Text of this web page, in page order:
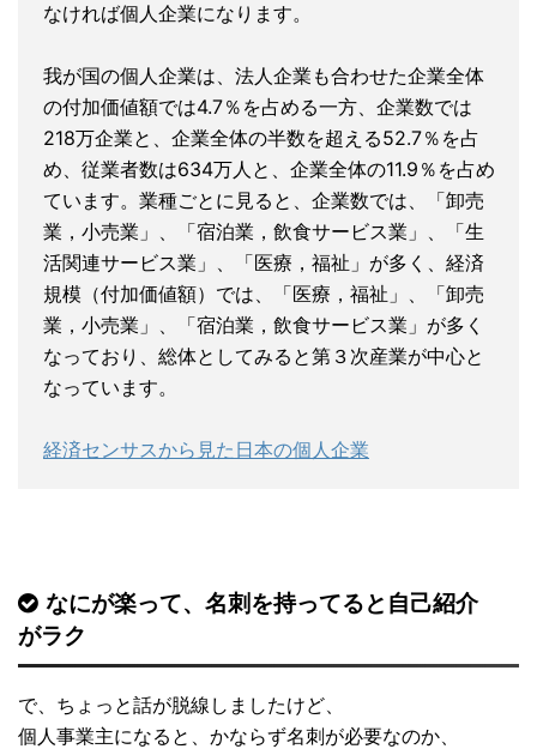
なければ個人企業になります。
我が国の個人企業は、法人企業も合わせた企業全体
の付加価値額では4.7％を占める一方、企業数では
218万企業と、企業全体の半数を超える52.7％を占
め、従業者数は634万人と、企業全体の11.9％を占め
ています。業種ごとに見ると、企業数では、「卸売
業，小売業」、「宿泊業，飲食サービス業」、「生
活関連サービス業」、「医療，福祉」が多く、経済
規模（付加価値額）では、「医療，福祉」、「卸売
業，小売業」、「宿泊業，飲食サービス業」が多く
なっており、総体としてみると第３次産業が中心と
なっています。
経済センサスから見た日本の個人企業
なにが楽って、名刺を持ってると自己紹介
がラク
で、ちょっと話が脱線しましたけど、
個人事業主になると、かならず名刺が必要なのか、